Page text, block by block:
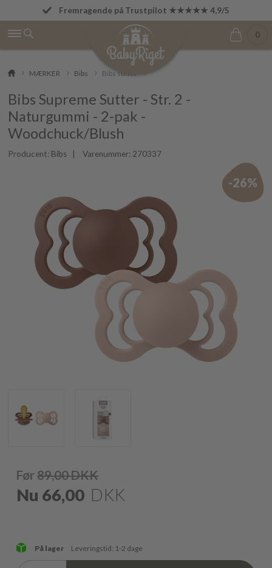
Fri fragt fra 499 kr.
Fremragende på Trustpilot ★★★★★ 4,9/5
0
MÆRKER Bibs Bibs sutter
Bibs Supreme Sutter - Str. 2 -
Naturgummi - 2-pak -
Woodchuck/Blush
Producent: Bibs| Varenummer: 270337
-26%
Før89,00DKK
Nu 66,00 DKK
På lager Leveringstid: 1-2 dage